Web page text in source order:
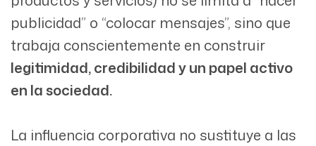
publicidad” o “colocar mensajes”, sino que
trabaja conscientemente en construir
legitimidad, credibilidad y un papel activo
en la sociedad.
La influencia corporativa no sustituye a las